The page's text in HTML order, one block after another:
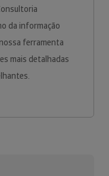
da informação
ferramenta
mais detalhadas